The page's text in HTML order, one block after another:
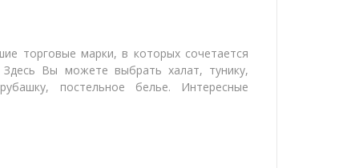
торговые марки, в которых сочетается
Вы можете выбрать халат, тунику,
постельное белье. Интересные